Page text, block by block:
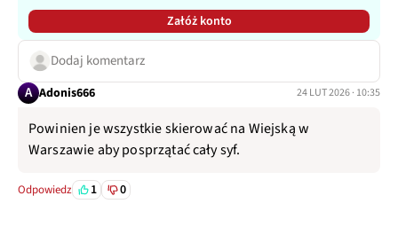
Załóż konto
Dodaj komentarz
A Adonis666 24 LUT 2026 · 10:35
Powinien je wszystkie skierować na Wiejską w
Warszawie aby posprzątać cały syf.
Odpowiedz 1 0